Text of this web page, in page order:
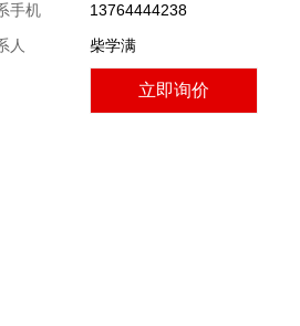
手机
13764444238
人
柴学满
立即询价